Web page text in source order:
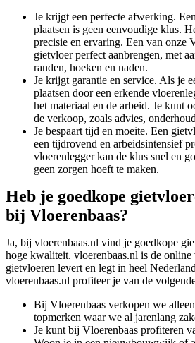
Je krijgt een perfecte afwerking.
plaatsen is geen eenvoudige klus.
precisie en ervaring. Een van onze
gietvloer perfect aanbrengen, met
randen, hoeken en naden.
Je krijgt garantie en service. Als je
plaatsen door een erkende
het materiaal en de arbeid. Je kunt
de verkoop, zoals advies,
Je bespaart tijd en moeite. Een
een tijdrovend en arbeidsintensief
vloerenlegger kan de klus snel en
geen zorgen hoeft te maken.
Heb je goedkope
bij Vloerenbaas?
Ja, bij vloerenbaas.nl vind je goedkope
hoge kwaliteit. vloerenbaas.nl is de online
gietvloeren levert en legt in heel
vloerenbaas.nl profiteer je van de
Bij Vloerenbaas verkopen we
topmerken waar we al jarenlang
Je kunt bij Vloerenbaas profiteren